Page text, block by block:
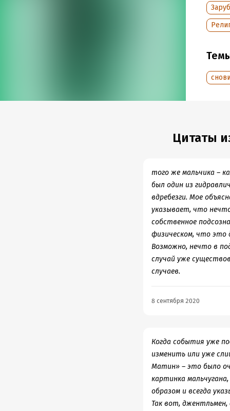
Цитаты
того же мальчика –
был один из
вдребезги. Мое
указывает, что
собственное
физическом, что это
Возможно, нечто в
случай уже
случаев.
8 сентября 2020
Когда события уже
изменить или уже
Матин» – это было
картинка
образом и всегда
Так вот,